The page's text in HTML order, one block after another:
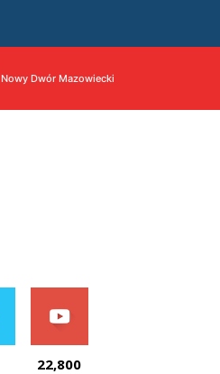
Nowy Dwór Mazowiecki
22,800